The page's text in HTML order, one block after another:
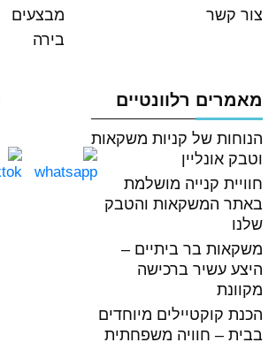
צור קשר
מבצעים
בירה
מאמרים רלוונטיים
הנוחות של קניות משקאות
וטבק אונליין
חוויית קנייה מושלמת
באתר המשקאות והטבק
שלנו
משקאות בר ביתיים –
היצע עשיר ברכישה
מקוונת
הכנת קוקטיילים מיוחדים
בבית – חוויה משפחתית